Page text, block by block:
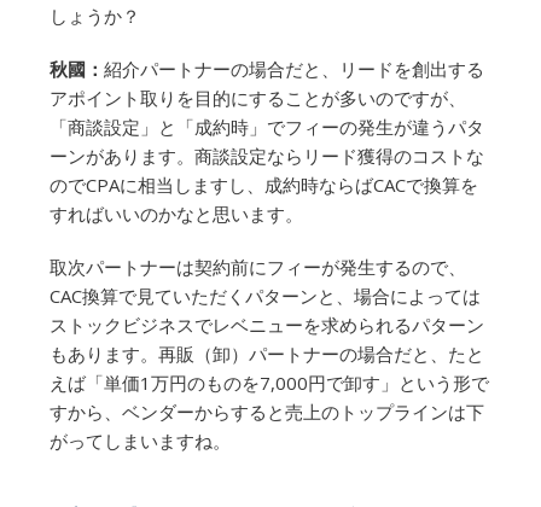
しょうか？
秋國： 紹介パートナーの場合だと、リードを創出する
アポイント取りを目的にすることが多いのですが、
「商談設定」と「成約時」でフィーの発生が違うパタ
ーンがあります。商談設定ならリード獲得のコストな
のでCPAに相当しますし、成約時ならばCACで換算を
すればいいのかなと思います。
取次パートナーは契約前にフィーが発生するので、
CAC換算で見ていただくパターンと、場合によっては
ストックビジネスでレベニューを求められるパターン
もあります。再販（卸）パートナーの場合だと、たと
えば「単価1万円のものを7,000円で卸す」という形で
すから、ベンダーからすると売上のトップラインは下
がってしまいますね。